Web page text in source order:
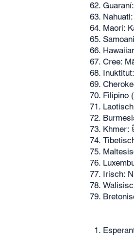
Maori:
Cree:
Filipino
Khmer:
Irisch: